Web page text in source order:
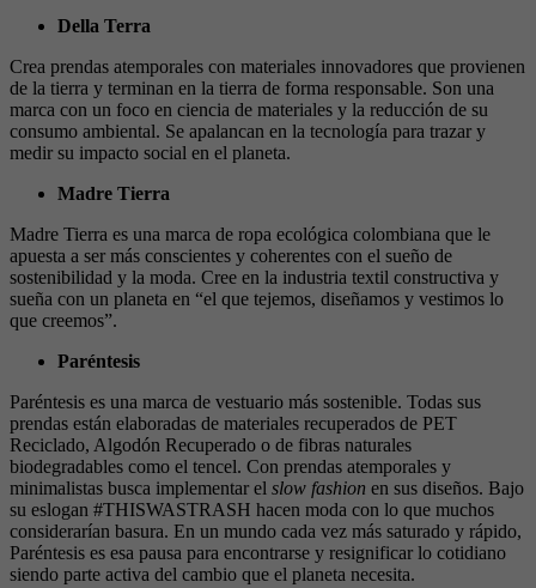
Della Terra
Crea prendas atemporales con materiales innovadores que provienen
de la tierra y terminan en la tierra de forma responsable. Son una
marca con un foco en ciencia de materiales y la reducción de su
consumo ambiental. Se apalancan en la tecnología para trazar y
medir su impacto social en el planeta.
Madre Tierra
Madre Tierra es una marca de ropa ecológica colombiana que le
apuesta a ser más conscientes y coherentes con el sueño de
sostenibilidad y la moda. Cree en la industria textil constructiva y
sueña con un planeta en “el que tejemos, diseñamos y vestimos lo
que creemos”.
Paréntesis
Paréntesis es una marca de vestuario más sostenible. Todas sus
prendas están elaboradas de materiales recuperados de PET
Reciclado, Algodón Recuperado o de fibras naturales
biodegradables como el tencel. Con prendas atemporales y
minimalistas busca implementar el slow fashion en sus diseños. Bajo
su eslogan #THISWASTRASH hacen moda con lo que muchos
considerarían basura. En un mundo cada vez más saturado y rápido,
Paréntesis es esa pausa para encontrarse y resignificar lo cotidiano
siendo parte activa del cambio que el planeta necesita.